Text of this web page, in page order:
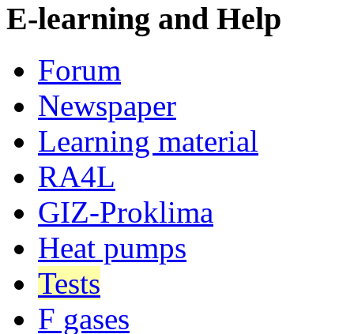
E-learning and Help
Forum
Newspaper
Learning material
RA4L
GIZ-Proklima
Heat pumps
Tests
F gases